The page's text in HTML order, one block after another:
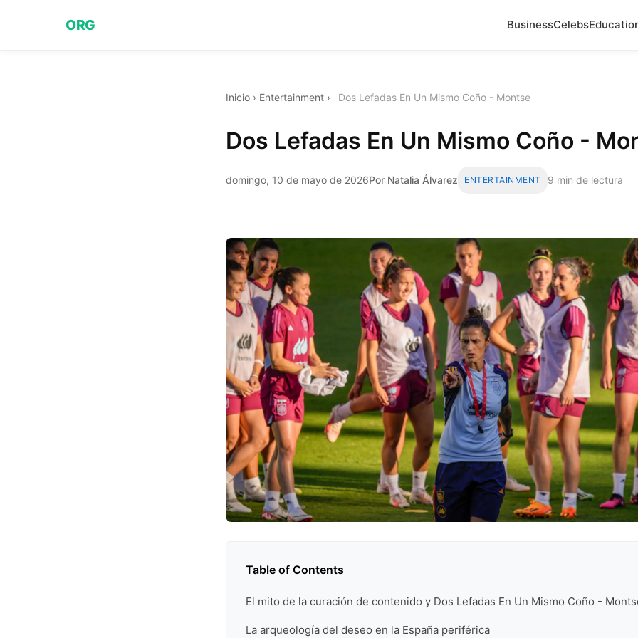
ORG BusinessCelebs
Inicio › Entertainment › Dos Lefadas En Un Mismo Coño - Montse
Dos Lefadas En Un Mismo Coño -
domingo, 10 de mayo de 2026Por Natalia Álvarez ENTERTAINMENT 9 min de lectura
Table of Contents
El mito de la curación de contenido y Dos Lefadas En Un Mismo Coño -
La arqueología del deseo en la España periférica